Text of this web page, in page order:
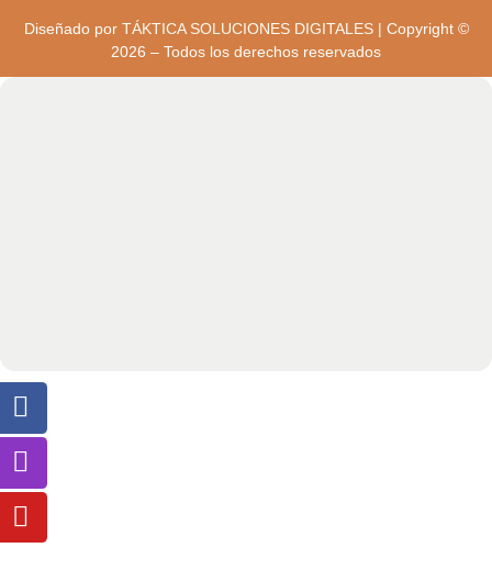
Diseñado por TÁKTICA SOLUCIONES DIGITALES | Copyright ©
2026 – Todos los derechos reservados